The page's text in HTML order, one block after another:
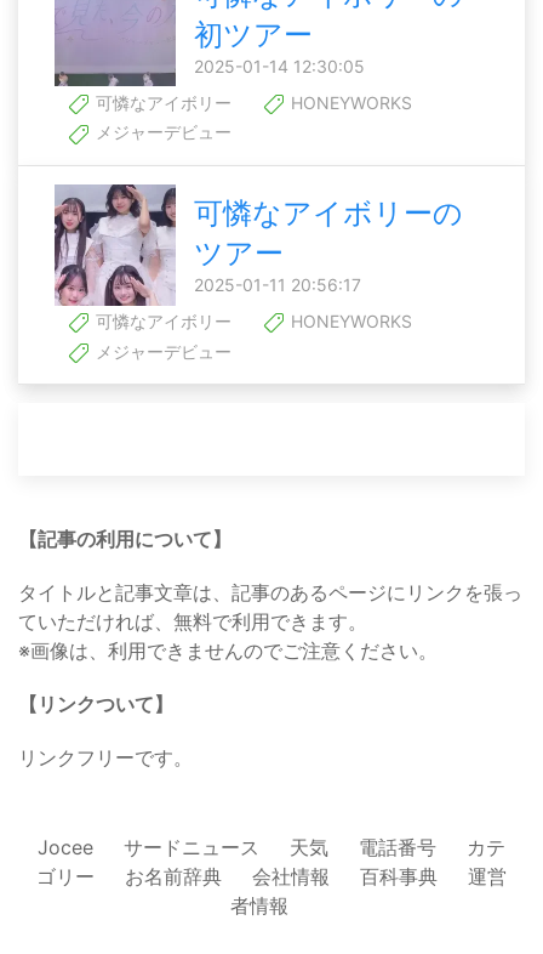
初ツアー
2025-01-14 12:30:05
可憐なアイボリー
HONEYWORKS
メジャーデビュー
可憐なアイボリーの
ツアー
2025-01-11 20:56:17
可憐なアイボリー
HONEYWORKS
メジャーデビュー
【記事の利用について】
タイトルと記事文章は、記事のあるページにリンクを張っ
ていただければ、無料で利用できます。
※画像は、利用できませんのでご注意ください。
【リンクついて】
リンクフリーです。
Jocee サードニュース 天気 電話番号
カテ
ゴリー
お名前辞典 会社情報 百科事典
運営
者情報